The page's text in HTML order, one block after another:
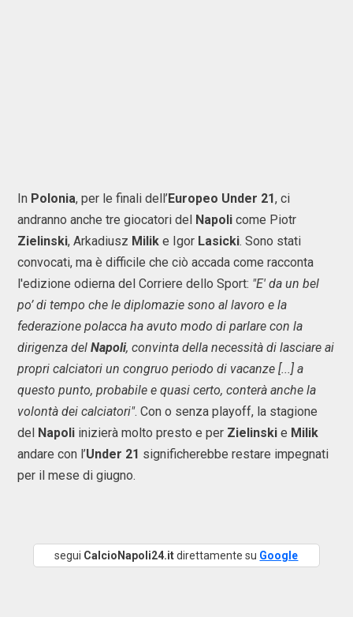
In Polonia, per le finali dell’Europeo Under 21, ci
andranno anche tre giocatori del Napoli come Piotr
Zielinski, Arkadiusz Milik e Igor Lasicki. Sono stati
convocati, ma è difficile che ciò accada come racconta
l'edizione odierna del Corriere dello Sport: "E' da un bel
po’ di tempo che le diplomazie sono al lavoro e la
federazione polacca ha avuto modo di parlare con la
dirigenza del Napoli, convinta della necessità di lasciare ai
propri calciatori un congruo periodo di vacanze [...] a
questo punto, probabile e quasi certo, conterà anche la
volontà dei calciatori". Con o senza playoff, la stagione
del Napoli inizierà molto presto e per Zielinski e Milik
andare con l’Under 21 significherebbe restare impegnati
per il mese di giugno.
segui CalcioNapoli24.itdirettamente su Google